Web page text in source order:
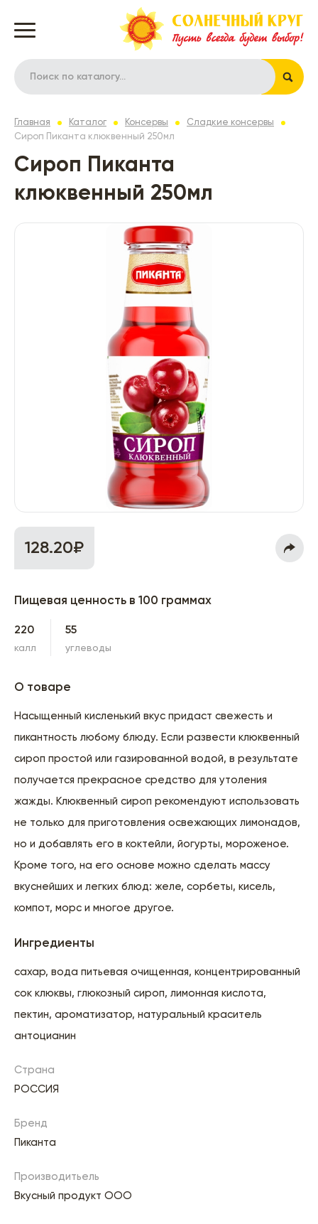
Главная Каталог Консервы
Сладкие консервы
Сироп Пиканта клюквенный 250мл
Сироп Пиканта
клюквенный 250мл
128.20₽
Пищевая ценность в 100 граммах
220
калл
55
углеводы
О товаре
Насыщенный кисленький вкус придаст свежесть и
пикантность любому блюду. Если развести клюквенный
сироп простой или газированной водой, в результате
получается прекрасное средство для утоления
жажды. Клюквенный сироп рекомендуют использовать
не только для приготовления освежающих лимонадов,
но и добавлять его в коктейли, йогурты, мороженое.
Кроме того, на его основе можно сделать массу
вкуснейших и легких блюд: желе, сорбеты, кисель,
компот, морс и многое другое.
Ингредиенты
сахар, вода питьевая очищенная, концентрированный
сок клюквы, глюкозный сироп, лимонная кислота,
пектин, ароматизатор, натуральный краситель
антоцианин
Страна
РОССИЯ
Бренд
Пиканта
Производитьель
Вкусный продукт ООО